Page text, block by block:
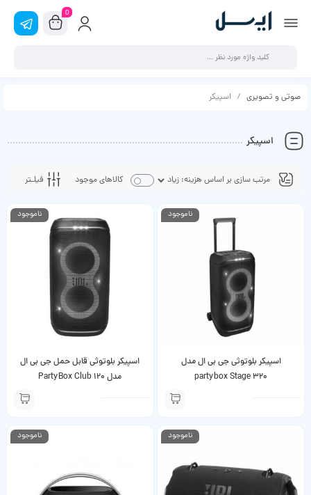
0
صوتی و تصویری اسپیکر
اسپیکر
فیلـتر کالاهای موجود
ناموجود
اسپیکر بلوتوثی جی بی ال مدل
partybox Stage 320
ناموجود
اسپیکر بلوتوثی قابل حمل جی بی ال
مدل PartyBox Club 120
ناموجود ناموجود